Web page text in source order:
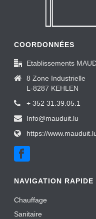
COORDONNÉES
Etablissements
8 Zone Industrielle
L-8287 KEHLEN
+ 352 31.39.05.1
Info@mauduit.lu
https://
NAVIGATION RAPIDE
Chauffage
Sanitaire